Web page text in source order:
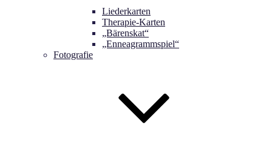
Liederkarten
Therapie-Karten
„Bärenskat“
„Enneagrammspiel“
Fotografie